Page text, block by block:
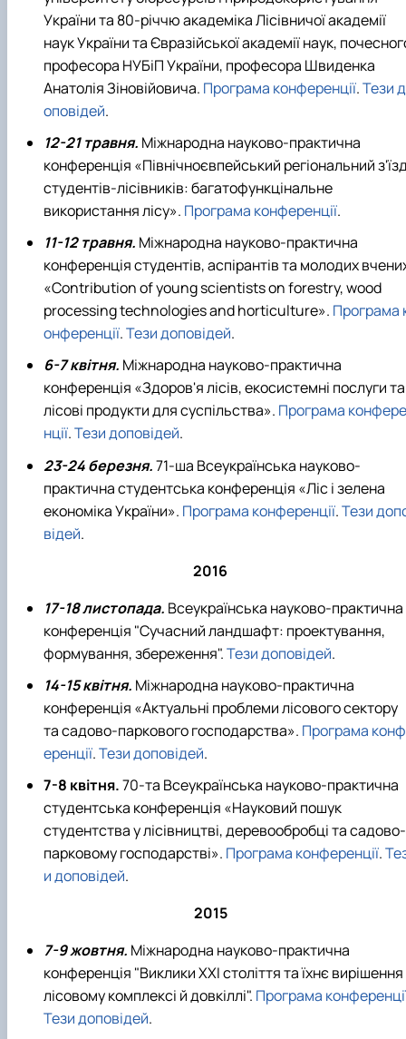
України та 80-річчю академіка Лісівничої академії
наук України та Євразійської академії наук,
професора НУБіП України, професора Швиденка
Анатолія Зіновійовича. Програма конференції.Тези д
оповідей.
12-21 травня. Міжнародна науково-практична
конференція «Північноєвпейський регіональний
студентів-лісівників: багатофункцінальне
використання лісу». Програма конференції.
11-12 травня. Міжнародна науково-практична
конференція студентів, аспірантів та молодих
«Contribution of young scientists on forestry, wood
processing technologies and horticulture». Програма
онференції.Тези доповідей.
6-7 квітня. Міжнародна науково-практична
конференція «Здоров'я лісів, екосистемні послуги та
лісові продукти для суспільства». Програма конфере
нції.Тези доповідей.
23-24 березня.71-ша Всеукраїнська науково-
практична студентська конференція «Ліс і зелена
економіка України». Програма конференції.Тези
відей.
2016
17-18 листопада. Всеукраїнська науково-практична
конференція "Сучасний ландшафт: проектування,
формування, збереження".Тези доповідей.
14-15 квітня. Міжнародна науково-практична
конференція «Актуальні проблеми лісового сектору
та садово-паркового господарства». Програма конф
еренції.Тези доповідей.
7-8 квітня.70-та Всеукраїнська науково-практична
студентська конференція «Науковий пошук
студентства у лісівництві, деревообробці та садово-
парковому господарстві». Програма конференції.
и доповідей.
2015
7-9 жовтня. Міжнародна науково-практична
конференція "Виклики XXI століття та їхнє вирішення
лісовому комплексі й довкіллі". Програма
Тези доповідей.